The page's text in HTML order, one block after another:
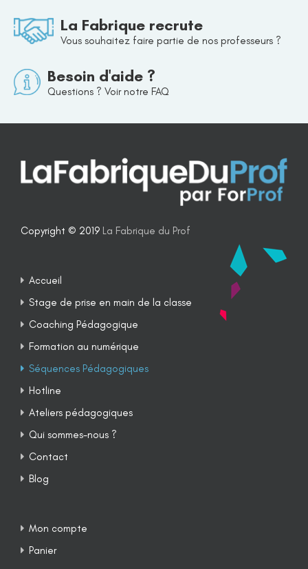
La Fabrique recrute
Vous souhaitez faire partie de nos professeurs ?
Besoin d'aide ?
Questions ? Voir notre FAQ
Copyright © 2019 La Fabrique du Prof
Accueil
Stage de prise en main de la classe
Coaching Pédagogique
Formation au numérique
Séquences Pédagogiques
Hotline
Ateliers pédagogiques
Qui sommes-nous ?
Contact
Blog
Mon compte
Panier